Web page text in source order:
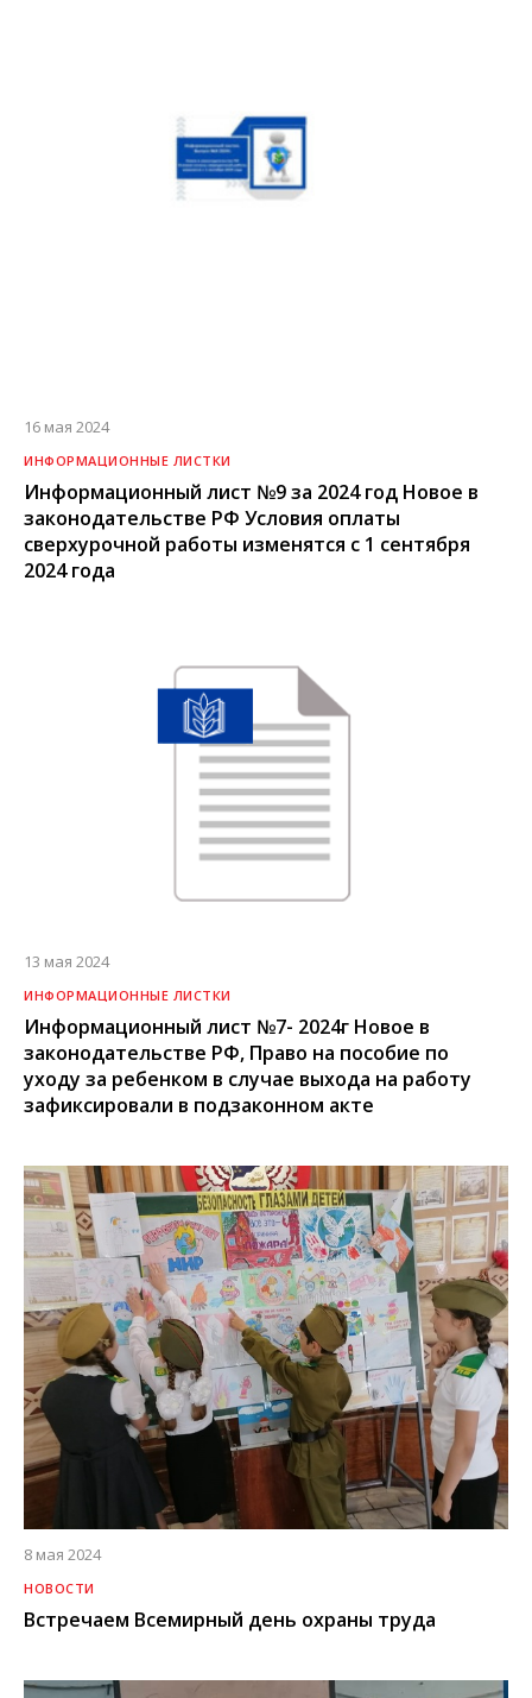
16 мая 2024
ИНФОРМАЦИОННЫЕ ЛИСТКИ
Информационный лист №9 за 2024 год Новое в
законодательстве РФ Условия оплаты
сверхурочной работы изменятся с 1 сентября
2024 года
13 мая 2024
ИНФОРМАЦИОННЫЕ ЛИСТКИ
Информационный лист №7- 2024г Новое в
законодательстве РФ, Право на пособие по
уходу за ребенком в случае выхода на работу
зафиксировали в подзаконном акте
8 мая 2024
НОВОСТИ
Встречаем Всемирный день охраны труда